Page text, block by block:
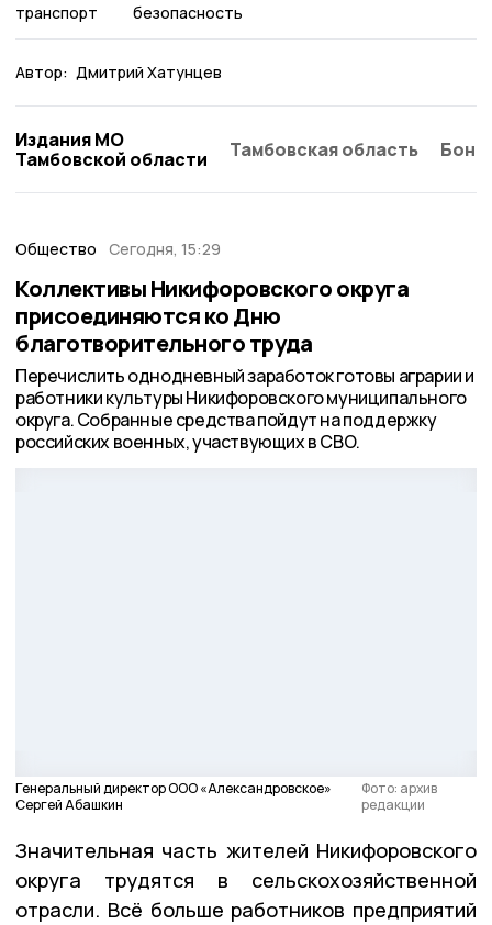
транспорт безопасность
Автор: Дмитрий Хатунцев
Издания МО
Тамбовской области
Тамбовская область
Общество Сегодня, 15:29
Коллективы Никифоровского округа
присоединяются ко Дню
благотворительного труда
Перечислить однодневный заработок готовы аграрии и
работники культуры Никифоровского муниципального
округа. Собранные средства пойдут на поддержку
российских военных, участвующих в СВО.
Генеральный директор ООО «Александровское»
Сергей Абашкин
Фото: архив
редакции
Значительная часть жителей Никифоровского
округа трудятся в сельскохозяйственной
отрасли. Всё больше работников предприятий